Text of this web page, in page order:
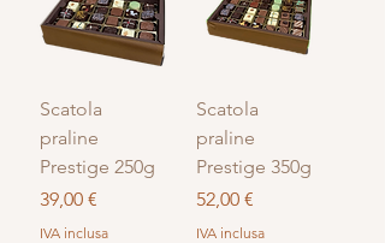
Scatola
praline
Prestige 250g
Prezzo
39,00 €
IVA inclusa
Scatola
praline
Prestige 350g
Prezzo
52,00 €
IVA inclusa